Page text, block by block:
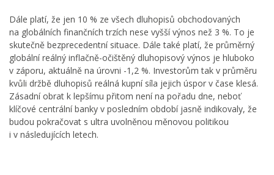
Dále platí, že jen 10 % ze všech dluhopisů obchodovaných
na globálních finančních trzích nese vyšší výnos než 3 %. To je
skutečně bezprecedentní situace. Dále také platí, že průměrný
globální reálný inflačně-očištěný dluhopisový výnos je hluboko
v záporu, aktuálně na úrovni -1,2 %. Investorům tak v průměru
kvůli držbě dluhopisů reálná kupní síla jejich úspor v čase klesá.
Zásadní obrat k lepšímu přitom není na pořadu dne, neboť
klíčové centrální banky v posledním období jasně indikovaly, že
budou pokračovat s ultra uvolněnou měnovou politikou
i v následujících letech.